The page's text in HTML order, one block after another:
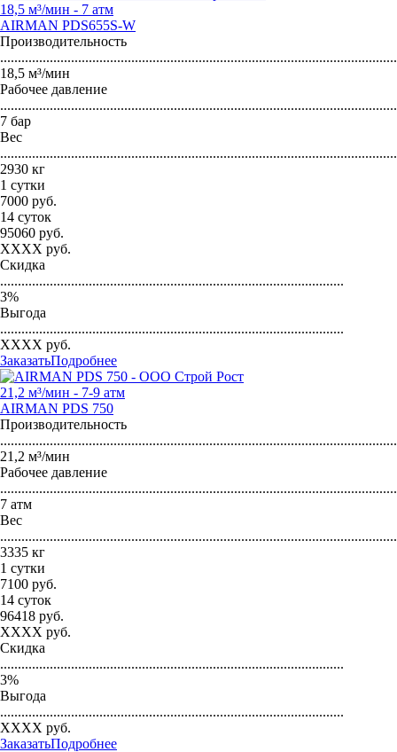
18,5 м³/мин - 7 атм
AIRMAN PDS655S-W
Производительность
18,5 м³/мин
Рабочее давление
7 бар
Вес
2930 кг
1 сутки
7000 руб.
14 суток
95060 руб.
XXXX руб.
Скидка
.................................................................................................
3%
Выгода
.................................................................................................
XXXX руб.
ЗаказатьПодробнее
21,2 м³/мин - 7-9 атм
AIRMAN PDS 750
Производительность
21,2 м³/мин
Рабочее давление
7 атм
Вес
3335 кг
1 сутки
7100 руб.
14 суток
96418 руб.
XXXX руб.
Скидка
.................................................................................................
3%
Выгода
.................................................................................................
XXXX руб.
ЗаказатьПодробнее